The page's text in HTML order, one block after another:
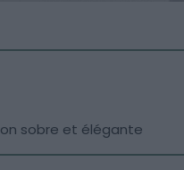
sobre et élégante